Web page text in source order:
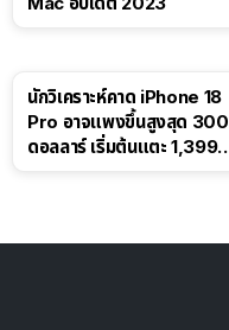
นักวิเคราะห์คาด iPhone 18
Pro อาจแพงขึ้นสูงสุด 300
ดอลลาร์ เริ่มต้นแตะ 1,399